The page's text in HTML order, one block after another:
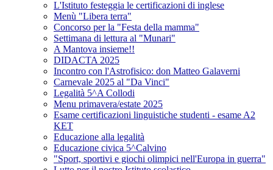
L'Istituto festeggia le certificazioni di inglese
Menù "Libera terra"
Concorso per la "Festa della mamma"
Settimana di lettura al "Munari"
A Mantova insieme!!
DIDACTA 2025
Incontro con l'Astrofisico: don Matteo Galaverni
Carnevale 2025 al "Da Vinci"
Legalità 5^A Collodi
Menu primavera/estate 2025
Esame certificazioni linguistiche studenti - esame A2
KET
Educazione alla legalità
Educazione civica 5^Calvino
"Sport, sportivi e giochi olimpici nell'Europa in guerra"